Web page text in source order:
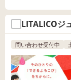
LITALICOジ
問い合わせ受付中